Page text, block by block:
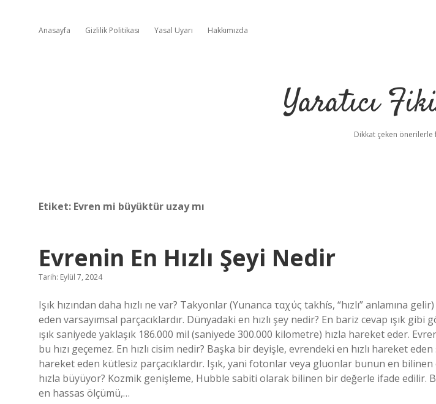
Anasayfa Gizlilik Politikası Yasal Uyarı Hakkımızda
Yaratıcı
Dikkat çeken önerilerle
Etiket: Evren mi büyüktür uzay mı
Evrenin En Hızlı Şeyi Nedir
Tarih: Eylül 7, 2024
Işık hızından daha hızlı ne var? Takyonlar (Yunanca ταχύς takhís, “hızlı” anlamına
eden varsayımsal parçacıklardır. Dünyadaki en hızlı şey nedir? En bariz cevap ışık
ışık saniyede yaklaşık 186.000 mil (saniyede 300.000 kilometre) hızla hareket eder.
bu hızı geçemez. En hızlı cisim nedir? Başka bir deyişle, evrendeki en hızlı hareket eden
hareket eden kütlesiz parçacıklardır. Işık, yani fotonlar veya gluonlar bunun en
hızla büyüyor? Kozmik genişleme, Hubble sabiti olarak bilinen bir değerle ifade edilir.
en hassas ölçümü,…